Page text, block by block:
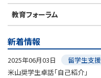
教育フォーラム
新着情報
2025年06月03日
留学生支援
米山奨学生卓話「自己紹介」